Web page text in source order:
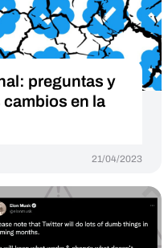
preguntas y
en la
21/04/2023